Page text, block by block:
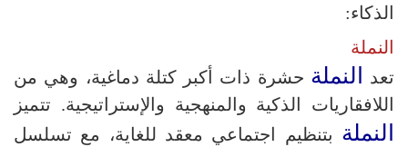
الذكاء:
النملة
تعد
النملة حشرة ذات أكبر كتلة دماغية، وهي من
اللافقاريات الذكية والمنهجية والإستراتيجية. تتميز
النملة بتنظيم اجتماعي معقد للغاية، مع تسلسل